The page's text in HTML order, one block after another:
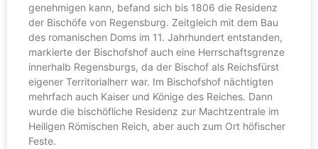
genehmigen kann, befand sich bis 1806 die Residenz
der Bischöfe von Regensburg. Zeitgleich mit dem Bau
des romanischen Doms im 11. Jahrhundert entstanden,
markierte der Bischofshof auch eine Herrschaftsgrenze
innerhalb Regensburgs, da der Bischof als Reichsfürst
eigener Territorialherr war. Im Bischofshof nächtigten
mehrfach auch Kaiser und Könige des Reiches. Dann
wurde die bischöfliche Residenz zur Machtzentrale im
Heiligen Römischen Reich, aber auch zum Ort höfischer
Feste.